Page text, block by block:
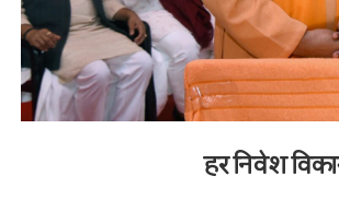
हर निवेश